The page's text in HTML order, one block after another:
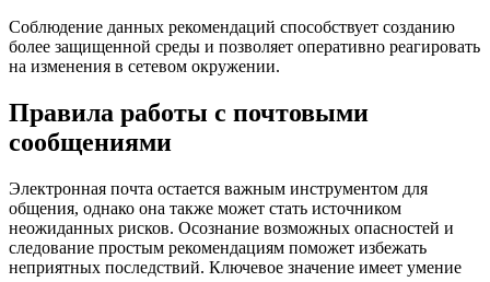
Соблюдение данных рекомендаций способствует созданию
более защищенной среды и позволяет оперативно реагировать
на изменения в сетевом окружении.
Правила работы с почтовыми
сообщениями
Электронная почта остается важным инструментом для
общения, однако она также может стать источником
неожиданных рисков. Осознание возможных опасностей и
следование простым рекомендациям поможет избежать
неприятных последствий. Ключевое значение имеет умение